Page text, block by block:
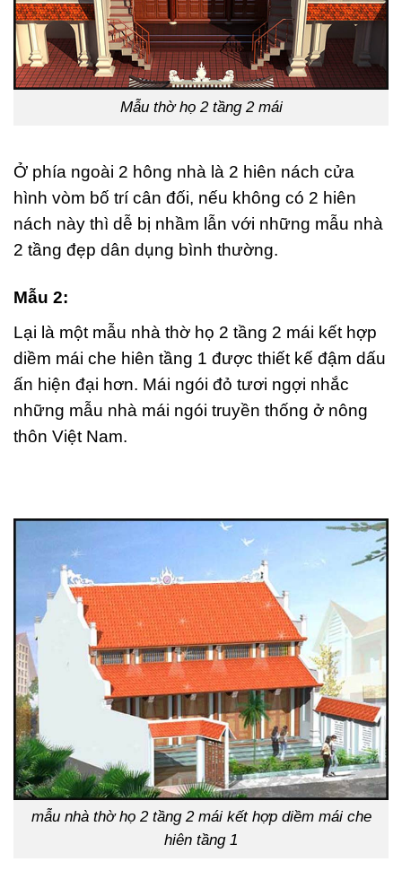
Mẫu thờ họ 2 tầng 2 mái
Ở phía ngoài 2 hông nhà là 2 hiên nách cửa
hình vòm bố trí cân đối, nếu không có 2 hiên
nách này thì dễ bị nhầm lẫn với những mẫu nhà
2 tầng đẹp dân dụng bình thường.
Mẫu 2:
Lại là một mẫu nhà thờ họ 2 tầng 2 mái kết hợp
diềm mái che hiên tầng 1 được thiết kế đậm dấu
ấn hiện đại hơn. Mái ngói đỏ tươi ngợi nhắc
những mẫu nhà mái ngói truyền thống ở nông
thôn Việt Nam.
mẫu nhà thờ họ 2 tầng 2 mái kết hợp diềm mái che
hiên tầng 1